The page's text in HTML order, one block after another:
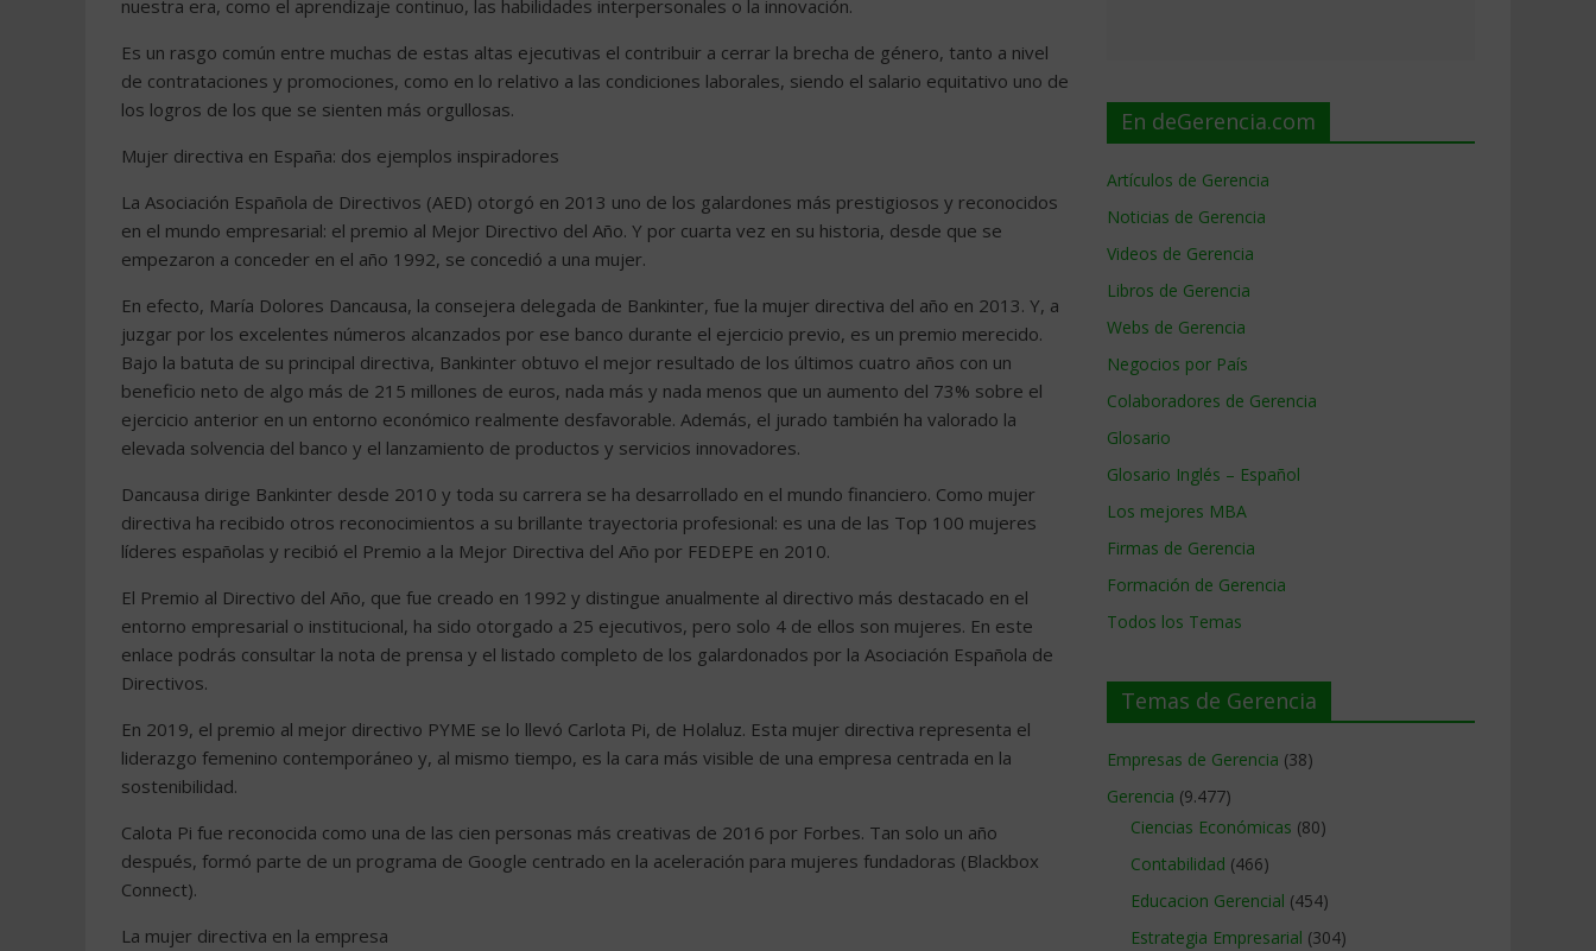
nuestra era, como el aprendizaje continuo, las habilidades interpersonales o la innovación.
Es un rasgo común entre muchas de estas altas ejecutivas el contribuir a cerrar la brecha de género, tanto a nivel
de contrataciones y promociones, como en lo relativo a las condiciones laborales, siendo el salario equitativo uno de
los logros de los que se sienten más orgullosas.
Mujer directiva en España: dos ejemplos inspiradores
La Asociación Española de Directivos (AED) otorgó en 2013 uno de los galardones más prestigiosos y reconocidos
en el mundo empresarial: el premio al Mejor Directivo del Año. Y por cuarta vez en su historia, desde que se
empezaron a conceder en el año 1992, se concedió a una mujer.
En efecto, María Dolores Dancausa, la consejera delegada de Bankinter, fue la mujer directiva del año en 2013. Y, a
juzgar por los excelentes números alcanzados por ese banco durante el ejercicio previo, es un premio merecido.
Bajo la batuta de su principal directiva, Bankinter obtuvo el mejor resultado de los últimos cuatro años con un
beneficio neto de algo más de 215 millones de euros, nada más y nada menos que un aumento del 73% sobre el
ejercicio anterior en un entorno económico realmente desfavorable. Además, el jurado también ha valorado la
elevada solvencia del banco y el lanzamiento de productos y servicios innovadores.
Dancausa dirige Bankinter desde 2010 y toda su carrera se ha desarrollado en el mundo financiero. Como mujer
directiva ha recibido otros reconocimientos a su brillante trayectoria profesional: es una de las Top 100 mujeres
líderes españolas y recibió el Premio a la Mejor Directiva del Año por FEDEPE en 2010.
El Premio al Directivo del Año, que fue creado en 1992 y distingue anualmente al directivo más destacado en el
entorno empresarial o institucional, ha sido otorgado a 25 ejecutivos, pero solo 4 de ellos son mujeres. En este
enlace podrás consultar la nota de prensa y el listado completo de los galardonados por la Asociación Española de
Directivos.
En 2019, el premio al mejor directivo PYME se lo llevó Carlota Pi, de Holaluz. Esta mujer directiva representa el
liderazgo femenino contemporáneo y, al mismo tiempo, es la cara más visible de una empresa centrada en la
sostenibilidad.
Calota Pi fue reconocida como una de las cien personas más creativas de 2016 por Forbes. Tan solo un año
después, formó parte de un programa de Google centrado en la aceleración para mujeres fundadoras (Blackbox
Connect).
La mujer directiva en la empresa
En deGerencia.com
Artículos de Gerencia
Noticias de Gerencia
Videos de Gerencia
Libros de Gerencia
Webs de Gerencia
Negocios por País
Colaboradores de Gerencia
Glosario
Glosario Inglés – Español
Los mejores MBA
Firmas de Gerencia
Formación de Gerencia
Todos los Temas
Temas de Gerencia
Empresas de Gerencia (38)
Gerencia (9.477)
Ciencias Económicas (80)
Contabilidad (466)
Educacion Gerencial (454)
Estrategia Empresarial (304)